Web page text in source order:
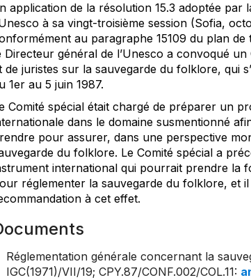
application de la résolution 15.3 adoptée par
à sa vingt-troisième session (Sofia,
au paragraphe 15109 du plan
Directeur général de l’Unesco a convoqué
de juristes sur la sauvegarde du folklore, qui
1er au 5 juin 1987.
Comité spécial était chargé de préparer un
dans le domaine susmentionné
pour assurer, dans une perspective
du folklore. Le Comité spécial a
international qui pourrait prendre la
réglementer la sauvegarde du folklore, et
à cet effet.
Réglementation générale concernant la
IGC(1971)/VII/19; CPY.87/CONF.002/COL.11: